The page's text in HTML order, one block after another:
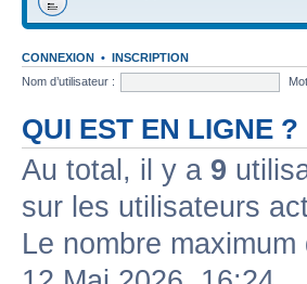
CONNEXION • INSCRIPTION
Nom d’utilisateur :
QUI EST EN LIGNE ?
Au total, il y a 9
sur les utilisateurs
Le nombre